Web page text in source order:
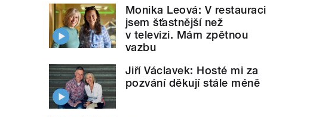
Monika Leová: V restauraci
jsem šťastnější než
v televizi. Mám zpětnou
vazbu
Jiří Václavek: Hosté mi za
pozvání děkují stále méně